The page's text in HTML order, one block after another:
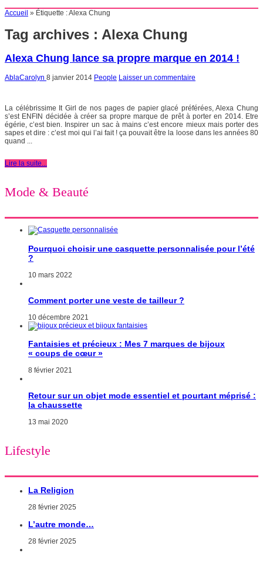
Accueil » Étiquette :Alexa Chung
Tag archives : Alexa Chung
Alexa Chung lance sa propre marque en 2014 !
AblaCarolyn 8 janvier 2014 People Laisser un commentaire
La célébrissime It Girl de nos pages de papier glacé préférées, Alexa Chung
s’est ENFIN décidée à créer sa propre marque de prêt à porter en 2014. Etre
égérie, c’est bien. Inspirer un sac à mains c’est encore mieux mais porter des
sapes et dire : c’est moi qui l’ai fait ! ça pouvait être la loose dans les années 80
quand ...
Lire la suite...
Mode & Beauté
Pourquoi choisir une casquette personnalisée pour l’été
?
10 mars 2022
Comment porter une veste de tailleur ?
10 décembre 2021
Fantaisies et précieux : Mes 7 marques de bijoux
« coups de cœur »
8 février 2021
Retour sur un objet mode essentiel et pourtant méprisé :
la chaussette
13 mai 2020
Lifestyle
La Religion
28 février 2025
L’autre monde…
28 février 2025